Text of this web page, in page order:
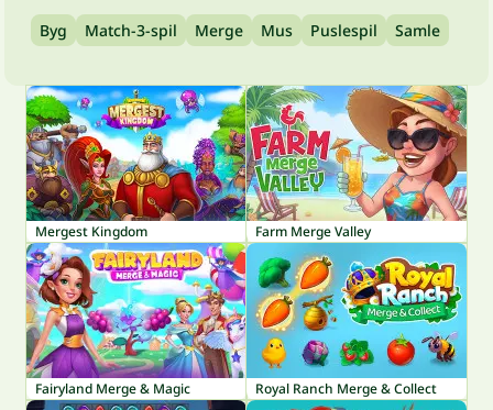
Byg Match-3-spil Merge Mus Puslespil Samle
Mergest Kingdom Farm Merge Valley
Fairyland Merge & Magic Royal Ranch Merge & Collect